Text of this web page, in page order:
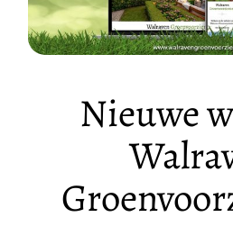
Nieuwe